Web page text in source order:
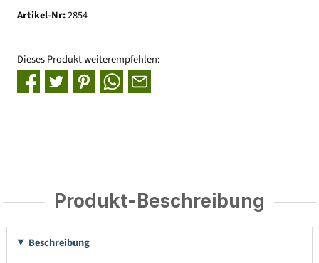
Artikel-Nr:2854
Dieses Produkt weiterempfehlen:
Produkt-Beschreibung
Beschreibung